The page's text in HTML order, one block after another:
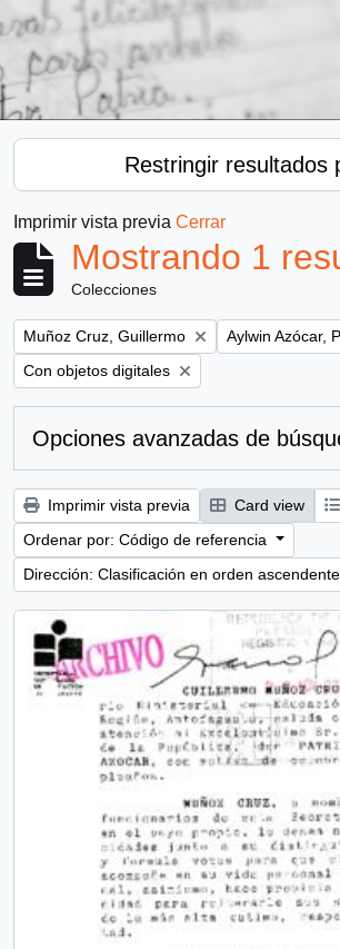
Restringir resultados
Imprimir vista previa Cerrar
Mostrando 1
Colecciones
Remove filter:
Muñoz Cruz, Guillermo Remove filter:
Aylwin Azócar,
Remove filter:
Con objetos digitales
Opciones avanzadas de
Imprimir vista previa Card view
Ordenar por: Código de referencia
Dirección: Clasificación en orden ascendente